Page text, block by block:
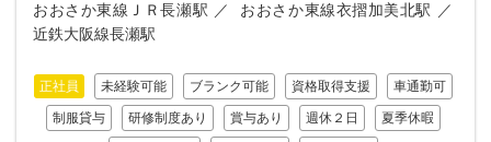
おおさか東線ＪＲ長瀬駅
おおさか東線衣摺加美北駅
近鉄大阪線長瀬駅
正社員 未経験可能 ブランク可能 資格取得支援 車通勤可
制服貸与 研修制度あり 賞与あり 週休２日 夏季休暇